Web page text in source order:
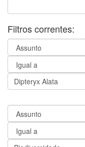
Filtros correntes: